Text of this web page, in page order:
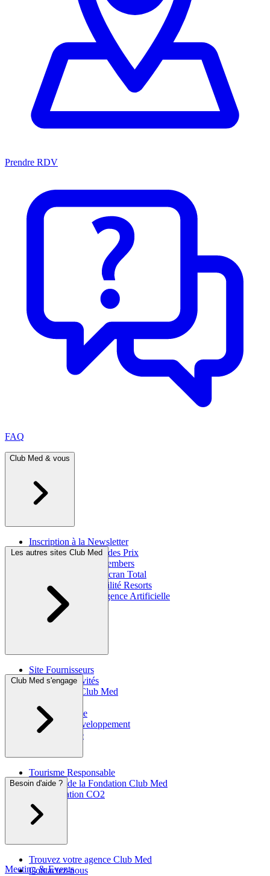
Prendre RDV
FAQ
Club Med & vous
Inscription à la Newsletter
Brochures & Cahier des Prix
Programme Great Members
Assurance Voyage Écran Total
Information accessibilité Resorts
Club Med & l'Intelligence Artificielle
Site Fournisseurs
CSE, Collectivités
Investir avec Club Med
Club Med Live
Club Med Développement
Site Corporate
Tourisme Responsable
Les Amis de la Fondation Club Med
Compensation CO2
Besoin d'aide ?
Trouvez votre agence Club Med
Contactez-nous
Meeting & Events